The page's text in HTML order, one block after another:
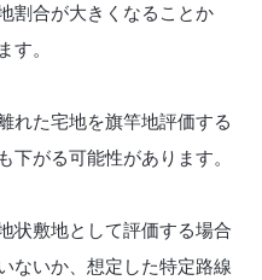
割合が大きくなることか
す。
れた宅地を旗竿地評価する
下がる可能性があります。
状敷地として評価する場合
ないか、想定した特定路線